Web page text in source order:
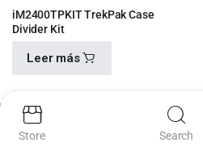
iM2400TPKIT TrekPak Case
Divider Kit
Leer más
Store Search